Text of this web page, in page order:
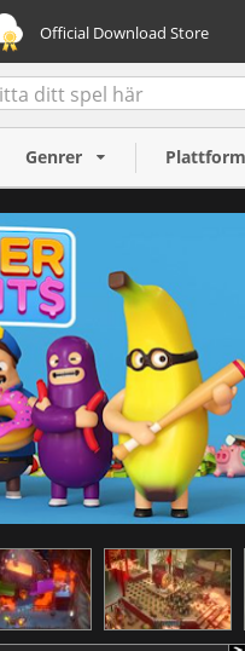
Official Download Store
Genrer Plattform